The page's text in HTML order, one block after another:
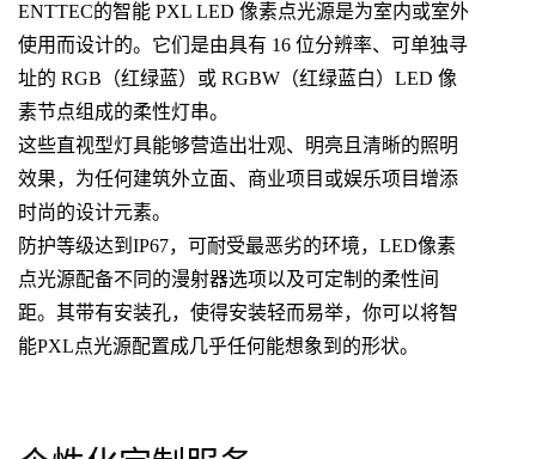
ENTTEC的智能 PXL LED 像素点光源是为室内或室外
使用而设计的。它们是由具有 16 位分辨率、可单独寻
址的 RGB（红绿蓝）或 RGBW（红绿蓝白）LED 像
素节点组成的柔性灯串。
这些直视型灯具能够营造出壮观、明亮且清晰的照明
效果，为任何建筑外立面、商业项目或娱乐项目增添
时尚的设计元素。
防护等级达到IP67，可耐受最恶劣的环境，LED像素
点光源配备不同的漫射器选项以及可定制的柔性间
距。其带有安装孔，使得安装轻而易举，你可以将智
能PXL点光源配置成几乎任何能想象到的形状。